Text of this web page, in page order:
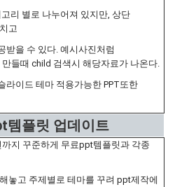
리 별로 나누어져 있지만, 상단
고
받을 수 있다. 예시사진처럼
들때 child 검색시 해당자료가 나온다.
라이드 테마 적용가능한 PPT또한
템플릿 업데이트
지 꾸준하게 무료ppt템플릿과 각종
놓고 주제별로 테마를 꾸려 ppt제작에